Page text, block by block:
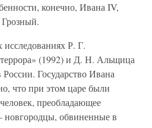
конечно, Ивана IV,
Р. Г.
(1992) и Д. Н. Альщица
Государство Ивана
что при этом царе были
преобладающее
обвиненные в